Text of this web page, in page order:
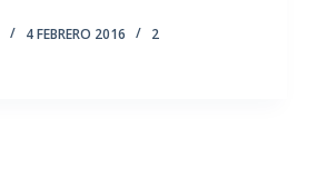
4 FEBRERO 2016
2